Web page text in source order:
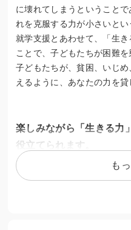
に壊れてしまうということ
れを克服する力が小さいと
就学支援とあわせて、「生
ことで、子どもたちが困難
子どもたちが、貧困、いじ
えるように、あなたの力を貸
楽しみながら「生きる力
役立てられます。
貧困、いじめ、虐待などで
も